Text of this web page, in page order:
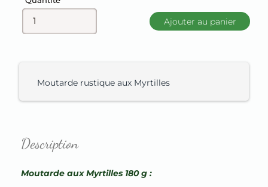
Ajouter au panier
Moutarde rustique aux Myrtilles
Description
Moutarde aux Myrtilles 180 g :